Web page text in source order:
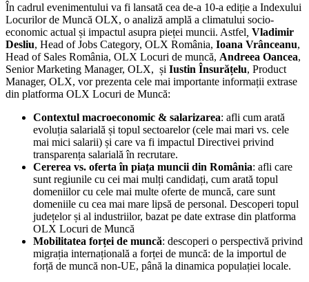
În cadrul evenimentului va fi lansată cea de-a 10-a ediție a Indexului
Locurilor de Muncă OLX, o analiză amplă a climatului socio-
economic actual și impactul asupra pieței muncii. Astfel Vladimir
Desliu, Head of Jobs Category, OLX România, Ioana Vrânceanu,
Head of Sales România, OLX Locuri de muncă, Andreea Oancea,
Senior Marketing Manager, OLX, și Iustin Însurățelu, Product
Manager, OLX, vor prezenta cele mai importante informații extrase
din platforma OLX Locuri de Muncă:
Contextul macroeconomic & salarizarea: afli cum arată
evoluția salarială și topul sectoarelor (cele mai mari vs. cele
mai mici salarii) și care va fi impactul Directivei privind
transparența salarială în recrutare.
Cererea vs. oferta în piața muncii din România: afli care
sunt regiunile cu cei mai mulți candidați, cum arată topul
domeniilor cu cele mai multe oferte de muncă, care sunt
domeniile cu cea mai mare lipsă de personal. Descoperi topul
județelor și al industriilor, bazat pe date extrase din platforma
OLX Locuri de Muncă
Mobilitatea forței de muncă: descoperi o perspectivă privind
migrația internațională a forței de muncă: de la importul de
forță de muncă non-UE, până la dinamica populației locale.